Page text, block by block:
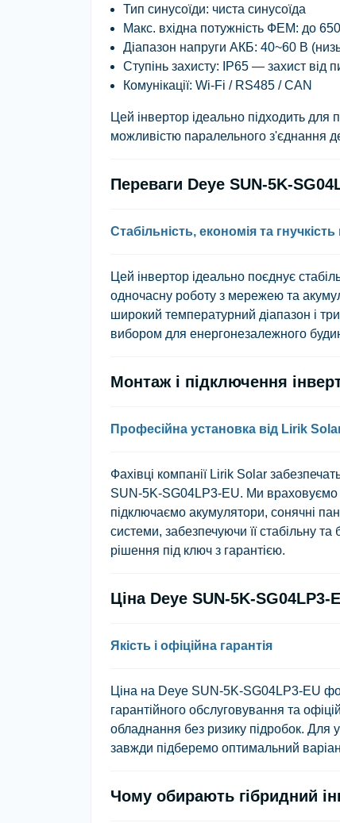
Тип синусоїди: чиста синусоїда
Макс. вхідна потужність ФЕМ: до
Діапазон напруги АКБ: 40~60 В
Ступінь захисту: IP65 — захист від
Комунікації: Wi-Fi / RS485 / CAN
Цей інвертор ідеально підходить для
можливістю паралельного з'єднання
Переваги Deye SUN-5K-
Стабільність, економія та
Цей інвертор ідеально поєднує
одночасну роботу з мережею та
широкий температурний діапазон і
вибором для енергонезалежного
Монтаж і підключення
Професійна установка від Lirik
Фахівці компанії Lirik Solar
SUN-5K-SG04LP3-EU. Ми враховуємо
підключаємо акумулятори, сонячні
системи, забезпечуючи її стабільну
рішення під ключ з гарантією.
Ціна Deye SUN-5K-SG04LP3-
Якість і офіційна гарантія
Ціна на Deye SUN-5K-SG04LP3-EU
гарантійного обслуговування та
обладнання без ризику підробок. Для
завжди підберемо оптимальний
Чому обирають гібридний